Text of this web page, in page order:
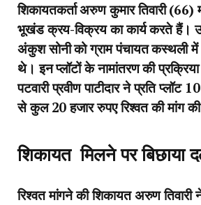
शिकायतकर्ता अरुण कुमार तिवारी (66)
भूखंड क्रय-विक्रय का कार्य करते हैं।
अंकुश सोनी को ग्राम पंचायत कस्थली में
थे। इन प्लॉटों के नामांतरण की
पटवारी प्रवीण पाटीदार ने प्रति प्लॉट
से कुल 20 हजार रुपए रिश्वत की मांग
शिकायत मिलने पर बिछाया
रिश्वत मांगने की शिकायत अरुण